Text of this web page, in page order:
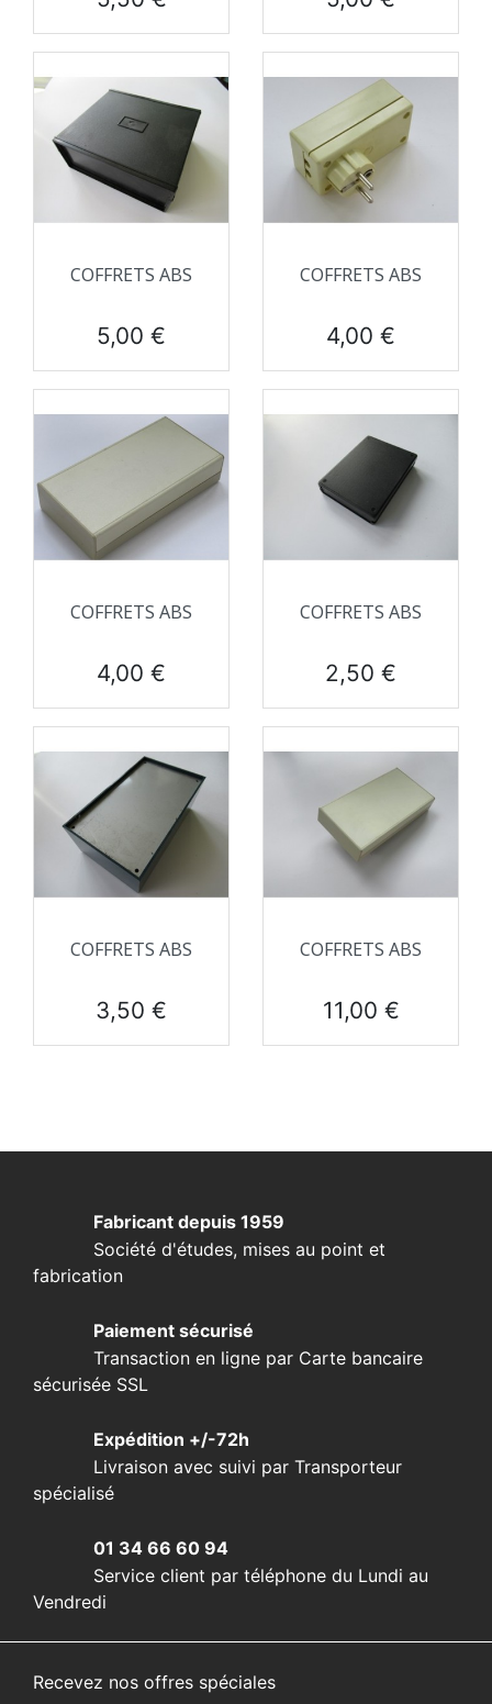
COFFRETS ABS
Prix
5,00 €
COFFRETS ABS
Prix
4,00 €
COFFRETS ABS
Prix
4,00 €
COFFRETS ABS
Prix
2,50 €
COFFRETS ABS
Prix
3,50 €
COFFRETS ABS
Prix
11,00 €
Fabricant depuis 1959
Société d'études, mises au point et
fabrication
Paiement sécurisé
Transaction en ligne par Carte bancaire
sécurisée SSL
Expédition +/-72h
Livraison avec suivi par Transporteur
spécialisé
01 34 66 60 94
Service client par téléphone du Lundi au
Vendredi
Recevez nos offres spéciales